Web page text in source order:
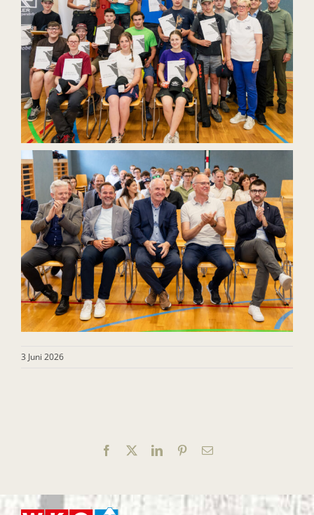
3 Juni 2026
Facebook LinkedInPinterest
E-